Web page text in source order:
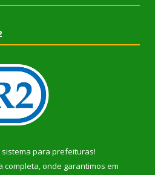
sistema para prefeituras!
completa, onde garantimos em